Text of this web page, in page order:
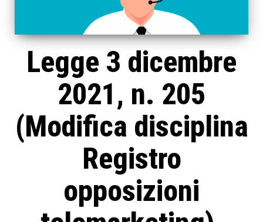
Legge 3 dicembre
2021, n. 205
(Modifica disciplina
Registro
opposizioni